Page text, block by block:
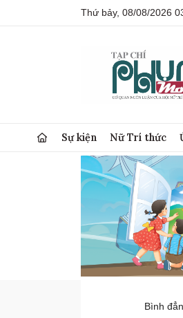
Thứ bảy, 08/08/2026
Sự kiện Nữ Trí thức
Bình